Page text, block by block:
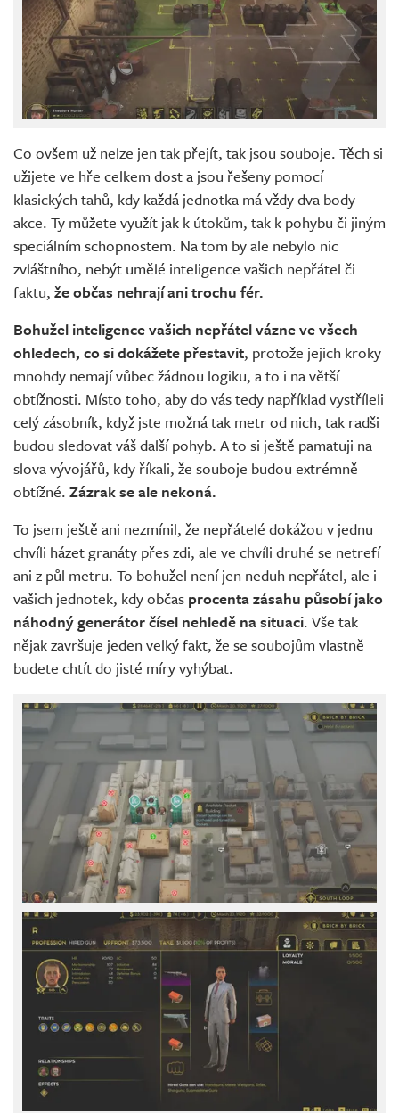
Co ovšem už nelze jen tak přejít, tak jsou souboje. Těch si
užijete ve hře celkem dost a jsou řešeny pomocí
klasických tahů, kdy každá jednotka má vždy dva body
akce. Ty můžete využít jak k útokům, tak k pohybu či jiným
speciálním schopnostem. Na tom by ale nebylo nic
zvláštního, nebýt umělé inteligence vašich nepřátel či
faktu, že občas nehrají ani trochu fér.
Bohužel inteligence vašich nepřátel vázne ve všech
ohledech, co si dokážete přestavit, protože jejich kroky
mnohdy nemají vůbec žádnou logiku, a to i na větší
obtížnosti. Místo toho, aby do vás tedy například vystříleli
celý zásobník, když jste možná tak metr od nich, tak radši
budou sledovat váš další pohyb. A to si ještě pamatuji na
slova vývojářů, kdy říkali, že souboje budou extrémně
obtížné. Zázrak se ale nekoná.
To jsem ještě ani nezmínil, že nepřátelé dokážou v jednu
chvíli házet granáty přes zdi, ale ve chvíli druhé se netrefí
ani z půl metru. To bohužel není jen neduh nepřátel, ale i
vašich jednotek, kdy občas procenta zásahu působí jako
náhodný generátor čísel nehledě na situaci. Vše tak
nějak završuje jeden velký fakt, že se soubojům vlastně
budete chtít do jisté míry vyhýbat.